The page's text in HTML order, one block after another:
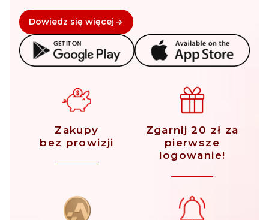
Dowiedz się więcej
Zakupy
bez prowizji
Zgarnij 20 zł za
pierwsze
logowanie!